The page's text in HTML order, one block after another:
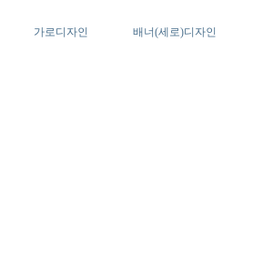
가로디자인 배너(세로)디자인